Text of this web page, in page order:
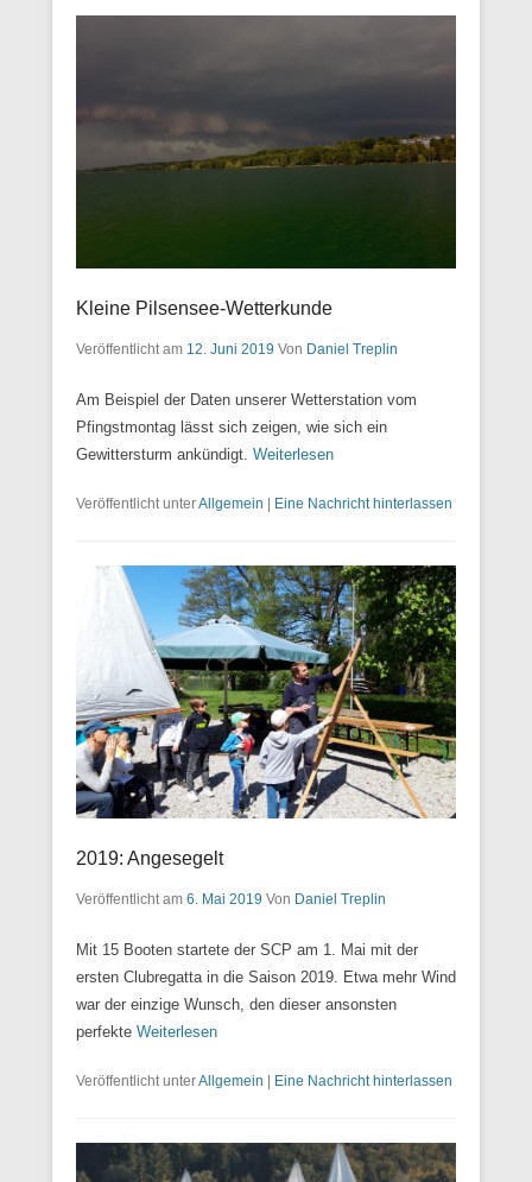
Kleine Pilsensee-Wetterkunde
Veröffentlicht am 12. Juni 2019 Von Daniel Treplin
Am Beispiel der Daten unserer Wetterstation vom
Pfingstmontag lässt sich zeigen, wie sich ein
Gewittersturm ankündigt. Weiterlesen
Veröffentlicht unterAllgemein | Eine Nachricht hinterlassen
2019: Angesegelt
Veröffentlicht am 6. Mai 2019 Von Daniel Treplin
Mit 15 Booten startete der SCP am 1. Mai mit der
ersten Clubregatta in die Saison 2019. Etwa mehr Wind
war der einzige Wunsch, den dieser ansonsten
perfekte Weiterlesen
Veröffentlicht unterAllgemein | Eine Nachricht hinterlassen